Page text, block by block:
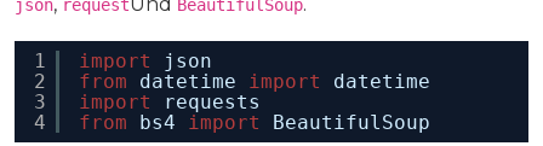
json, requestUnd BeautifulSoup.
1
2
3
4
import
json
from
datetime import
datetime
import
requests
from
bs4 import BeautifulSoup